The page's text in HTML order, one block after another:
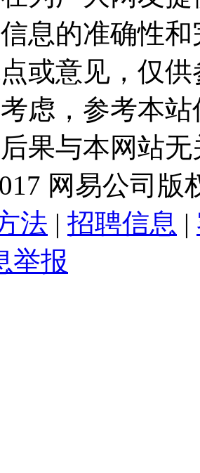
息的准确性
或意见，仅
虑，参考本
果与本网站
网易公司版
法 | 招聘信息 |
举报